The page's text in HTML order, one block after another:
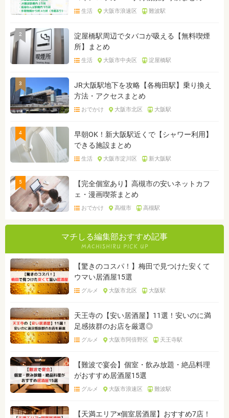
生活 大阪市浪速区 難波駅
2
淀屋橋駅周辺でタバコが吸える【無料喫煙
所】まとめ
生活 大阪市中央区 淀屋橋駅
3
JR大阪駅地下を攻略【各梅田駅】乗り換え
方法・アクセスまとめ
おでかけ 大阪市北区 大阪駅
4
早朝OK！新大阪駅近くで【シャワー利用】
できる施設まとめ
生活 大阪市淀川区 新大阪駅
5
【完全個室あり】高槻市の安いネットカフ
ェ・漫画喫茶まとめ
おでかけ 高槻市 高槻駅
マチしる編集部おすすめ記事
【驚きのコスパ！】梅田で見つけた安くて
ウマい居酒屋15選
グルメ 大阪市北区 大阪駅
天王寺の【安い居酒屋】11選！安いのに満
足感抜群のお店を厳選◎
グルメ 大阪市阿倍野区 天王寺駅
【難波で宴会】個室・飲み放題・絶品料理
がおすすめ居酒屋15選
グルメ 大阪市浪速区 難波駅
【天満エリア×個室居酒屋】おすすめ7店！